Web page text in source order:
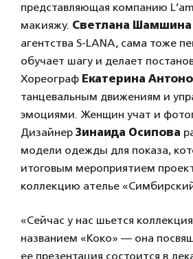
представляющая компанию
макияжу. Светлана Шамшина
агентства S-LANA, сама тоже
обучает шагу и делает
Хореограф Екатерина
танцевальным движениям и
эмоциями. Женщин учат и
Дизайнер Зинаида Осипова
модели одежды для показа,
итоговым мероприятием
коллекцию ателье
«Сейчас у нас шьется
названием «Коко» — она
ее презентация состоится в